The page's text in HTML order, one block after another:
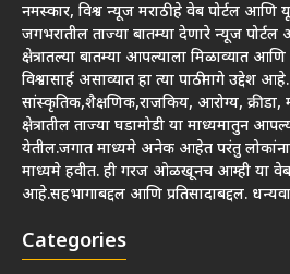
नमस्कार, विश्व न्यूज मराठी हे वेब पोर्टल
जगभरातील ताज्या बातम्या देणारे न्यूज
क्षेत्रातल्या बातम्या आपल्याला मिळाव्यात
विश्वासार्ह असाव्यात हा त्या पाठीमागे उद्देश
सांस्कृतिक,शैक्षणिक,राजकिय, आरोग्य,
क्षेत्रातील ताज्या घडामोडी या माध्यमातुन
येतील.जगात माध्यमे अनेक आहेत परंतु लोकांना
माध्यमे हवीत. ही गरज ओळखूनच आम्ही या
आहे.सहभागाबद्दल आणि प्रतिसादाबद्दल.
Categories